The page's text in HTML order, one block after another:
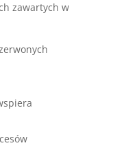
zawartych w